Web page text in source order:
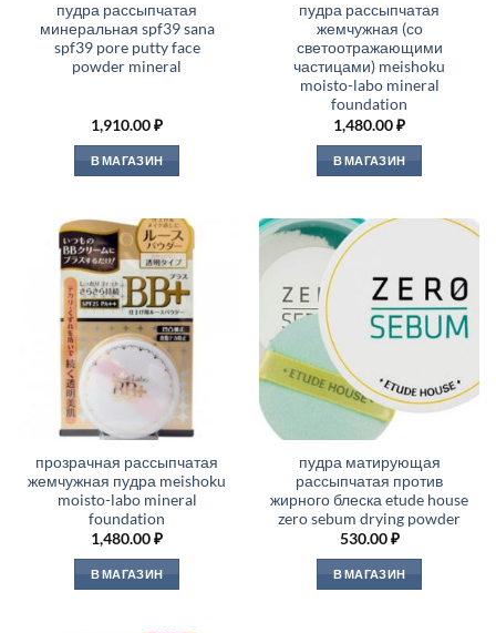
пудра рассыпчатая
минеральная spf39 sana
spf39 pore putty face
powder mineral
1,910.00₽
В МАГАЗИН
пудра рассыпчатая
жемчужная (со
светоотражающими
частицами) meishoku
moisto-labo mineral
foundation
1,480.00₽
В МАГАЗИН
прозрачная рассыпчатая
жемчужная пудра meishoku
moisto-labo mineral
foundation
1,480.00₽
В МАГАЗИН
пудра матирующая
рассыпчатая против
жирного блеска etude house
zero sebum drying powder
530.00₽
В МАГАЗИН